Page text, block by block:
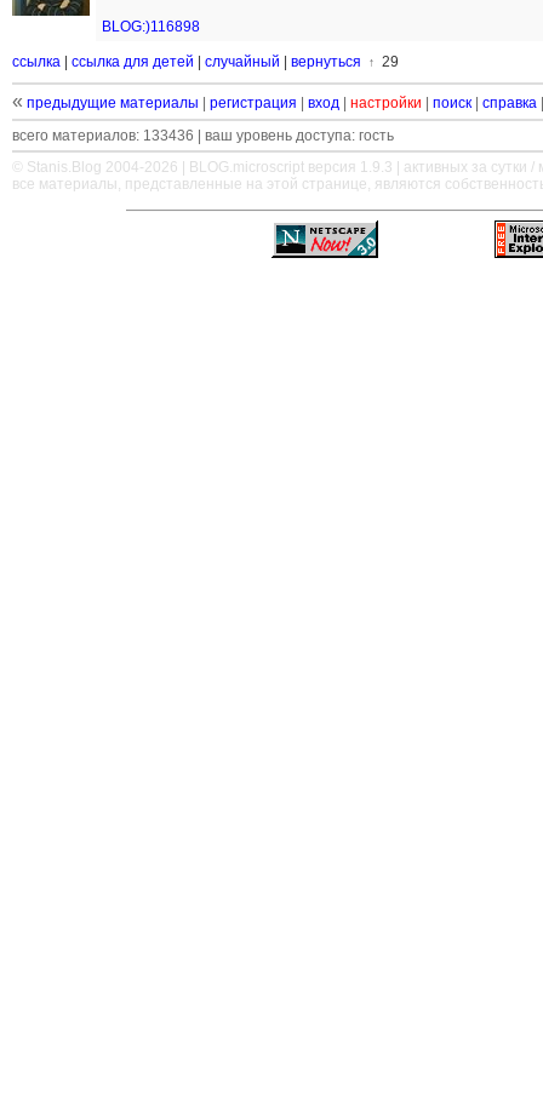
BLOG:)116898
ссылка ссылка для детей случайный вернуться ↑ 29
« предыдущие материалы регистрация вход настройки поиск справка
всего материалов: 133436 | ваш уровень доступа: гость
© Stanis.Blog 2004-2026 |
BLOG.microscript версия 1.9.3 | активных за сутки /
все материалы, представленные на этой странице, являются
—————————————————————